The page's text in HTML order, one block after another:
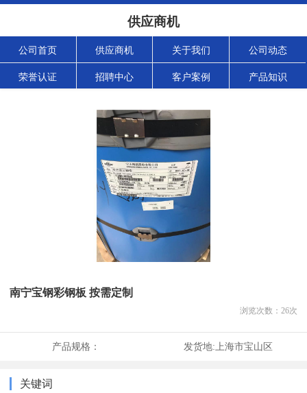
供应商机
公司首页 供应商机 关于我们 公司动态
荣誉认证 招聘中心 客户案例 产品知识
南宁宝钢彩钢板 按需定制
浏览次数： 26次
产品规格： 发货地: 上海市宝山区
关键词